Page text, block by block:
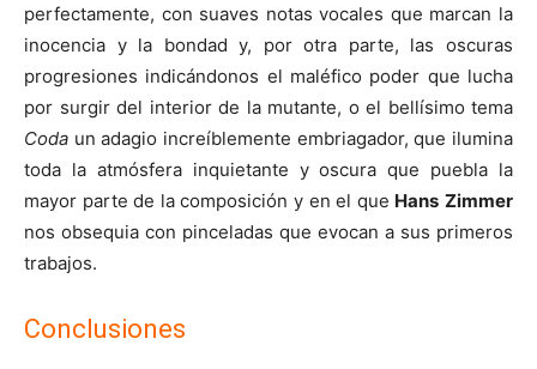
perfectamente, con suaves notas vocales que marcan la
inocencia y la bondad y, por otra parte, las oscuras
progresiones indicándonos el maléfico poder que lucha
por surgir del interior de la mutante, o el bellísimo tema
Coda un adagio increíblemente embriagador, que ilumina
toda la atmósfera inquietante y oscura que puebla la
mayor parte de la composición y en el que Hans Zimmer
nos obsequia con pinceladas que evocan a sus primeros
trabajos.
Conclusiones